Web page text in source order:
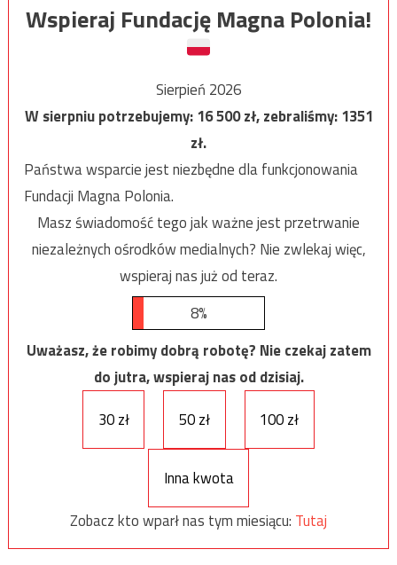
Wspieraj Fundację Magna Polonia!
Sierpień 2026
W sierpniu potrzebujemy:16 500zł, zebraliśmy:1351
zł.
Państwa wsparcie jest niezbędne dla funkcjonowania
Fundacji Magna Polonia.
Masz świadomość tego jak ważne jest przetrwanie
niezależnych ośrodków medialnych? Nie zwlekaj więc,
wspieraj nas już od teraz.
8%
Uważasz, że robimy dobrą robotę? Nie czekaj zatem
do jutra, wspieraj nas od dzisiaj.
30 zł
50 zł 100 zł
Inna kwota
Zobacz kto wparł nas tym miesiącu: Tutaj